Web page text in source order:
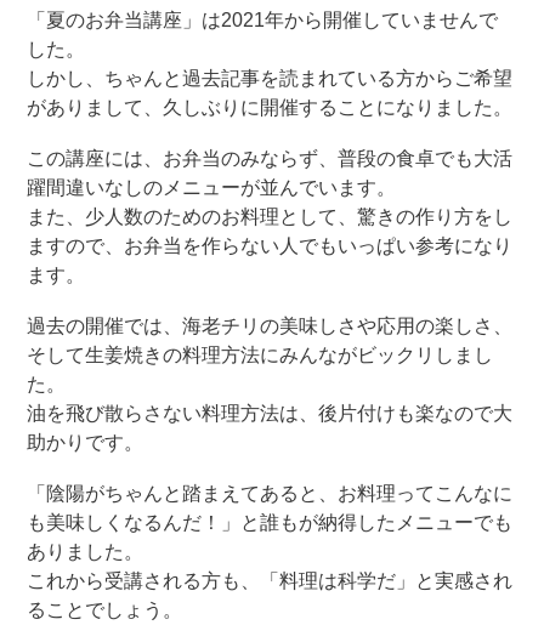
「夏のお弁当講座」は2021年から開催していませんで
した。
しかし、ちゃんと過去記事を読まれている方からご希望
がありまして、久しぶりに開催することになりました。
この講座には、お弁当のみならず、普段の食卓でも大活
躍間違いなしのメニューが並んでいます。
また、少人数のためのお料理として、驚きの作り方をし
ますので、お弁当を作らない人でもいっぱい参考になり
ます。
過去の開催では、海老チリの美味しさや応用の楽しさ、
そして生姜焼きの料理方法にみんながビックリしまし
た。
油を飛び散らさない料理方法は、後片付けも楽なので大
助かりです。
「陰陽がちゃんと踏まえてあると、お料理ってこんなに
も美味しくなるんだ！」と誰もが納得したメニューでも
ありました。
これから受講される方も、「料理は科学だ」と実感され
ることでしょう。